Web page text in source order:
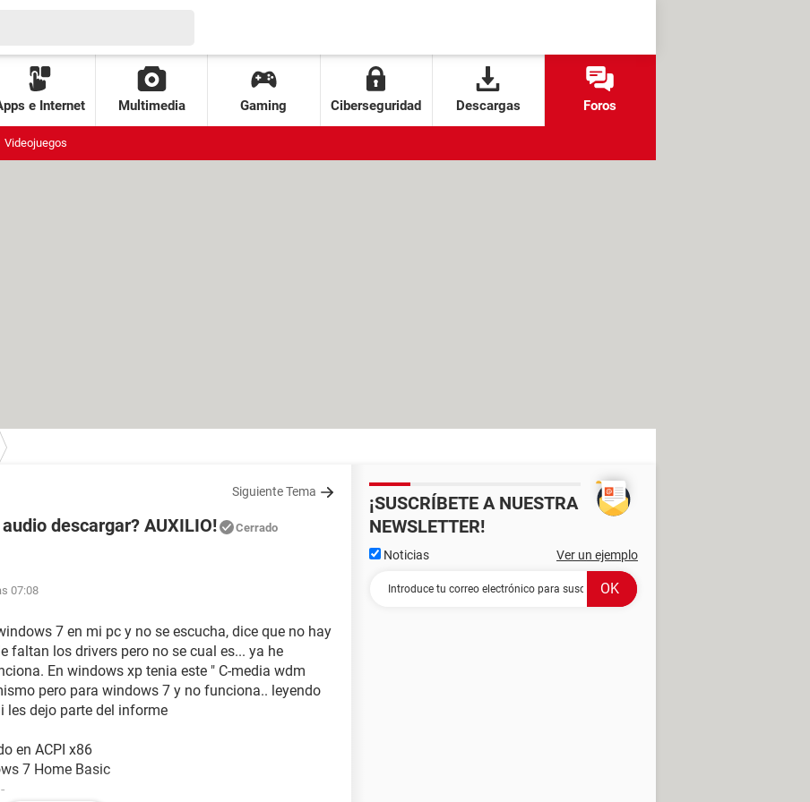
e Internet Multimedia Gaming Ciberseguridad Descargas Foros
Videojuegos
Siguiente Tema
descargar? AUXILIO! Cerrado
07:08
7 en mi pc y no se escucha, dice que no hay
faltan los drivers pero no se cual es... ya he
En windows xp tenia este " C-media wdm
pero para windows 7 y no funciona.. leyendo
les dejo parte del informe
en ACPI x86
7 Home Basic
¡SUSCRÍBETE A NUESTRA
NEWSLETTER!
Noticias Ver un ejemplo